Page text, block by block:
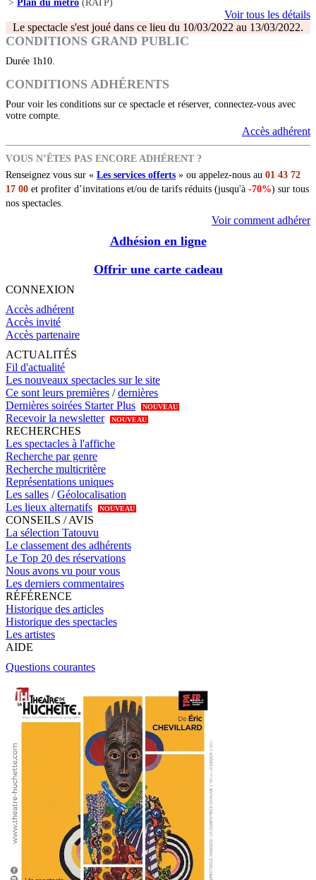
> Plan du métro (RATP)
Voir tous les détails
Le spectacle s'est joué dans ce lieu du 10/03/2022 au 13/03/2022.
CONDITIONS GRAND PUBLIC
Durée 1h10.
CONDITIONS ADHÉRENTS
Pour voir les conditions sur ce spectacle et réserver, connectez-vous avec
votre compte.
Accès adhérent
VOUS N’ÊTES PAS ENCORE ADHÉRENT ?
Renseignez vous sur « Les services offerts » ou appelez-nous au 01 43 72
17 00 et profiter d’invitations et/ou de tarifs réduits (jusqu'à -70%) sur tous
nos spectacles.
Voir comment adhérer
Adhésion en ligne
Offrir une carte cadeau
CONNEXION
Accès adhérent
Accès invité
Accès partenaire
ACTUALITÉS
Fil d'actualité
Les nouveaux spectacles sur le site
Ce sont leurs premières /dernières
Dernières soirées Starter Plus
NOUVEAU
Recevoir la newsletter NOUVEAU
RECHERCHES
Les spectacles à l'affiche
Recherche par genre
Recherche multicritère
Représentations uniques
Les salles /Géolocalisation
Les lieux alternatifs
NOUVEAU
CONSEILS / AVIS
La sélection Tatouvu
Le classement des adhérents
Le Top 20 des réservations
Nous avons vu pour vous
Les derniers commentaires
RÉFÉRENCE
Historique des articles
Historique des spectacles
Les artistes
AIDE
Questions courantes